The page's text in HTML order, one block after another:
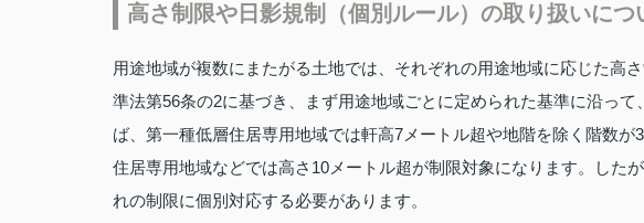
高さ制限や日影規制（個別ルール）の取り扱いにつ
用途地域が複数にまたがる土地では、それぞれの用途地域に応じた高
準法第56条の2に基づき、まず用途地域ごとに定められた基準に沿っ
ば、第一種低層住居専用地域では軒高7メートル超や地階を除く階数
住居専用地域などでは高さ10メートル超が制限対象になります。した
れの制限に個別対応する必要があります。